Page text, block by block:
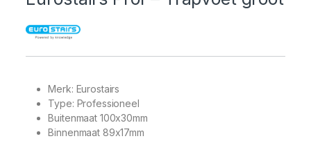
Merk: Eurostairs
Type: Professioneel
Buitenmaat 100x30mm
Binnenmaat 89x17mm